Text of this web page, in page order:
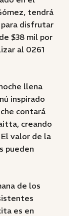
tendrá
para disfrutar
$38 mil por
al 0261
llena
inspirado
contará
creando
valor de la
pueden
de los
es en